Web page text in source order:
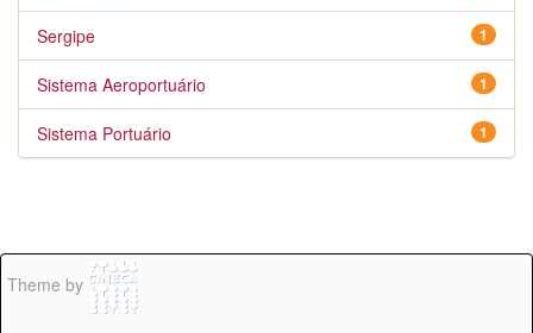
1
Sergipe
1
Sistema Aeroportuário
1
Sistema Portuário
Theme by